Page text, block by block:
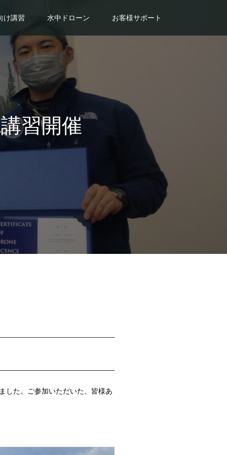
け講習 水中ドローン お客様サポート
習開催
した。ご参加いただいた、皆様あ